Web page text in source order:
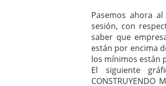
Pasemos ahora al
sesión, con
saber que
están por encima
los mínimos están
El siguiente
CONSTRUYENDO